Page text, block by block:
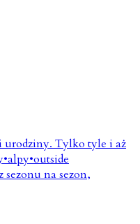
sezonu na sezon,